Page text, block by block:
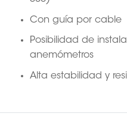
Con guía por cable
Posibilidad de
anemómetros
Alta estabilidad y